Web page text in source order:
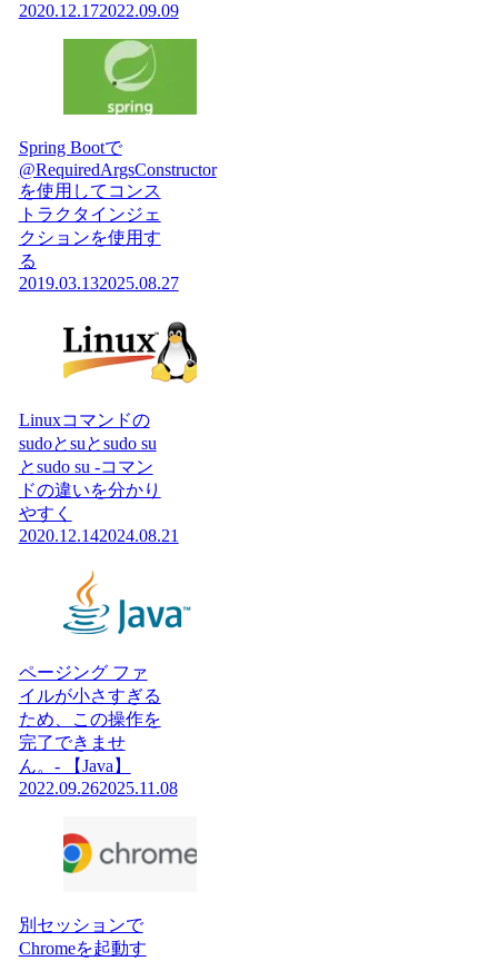
2020.12.172022.09.09
Spring Bootで
@RequiredArgsConstructor
を使用してコンス
トラクタインジェ
クションを使用す
る
2019.03.132025.08.27
Linuxコマンドの
sudoとsuとsudo su
とsudo su -コマン
ドの違いを分かり
やすく
2020.12.142024.08.21
ページング ファ
イルが小さすぎる
ため、この操作を
完了できませ
ん。- 【Java】
2022.09.262025.11.08
別セッションで
Chromeを起動す